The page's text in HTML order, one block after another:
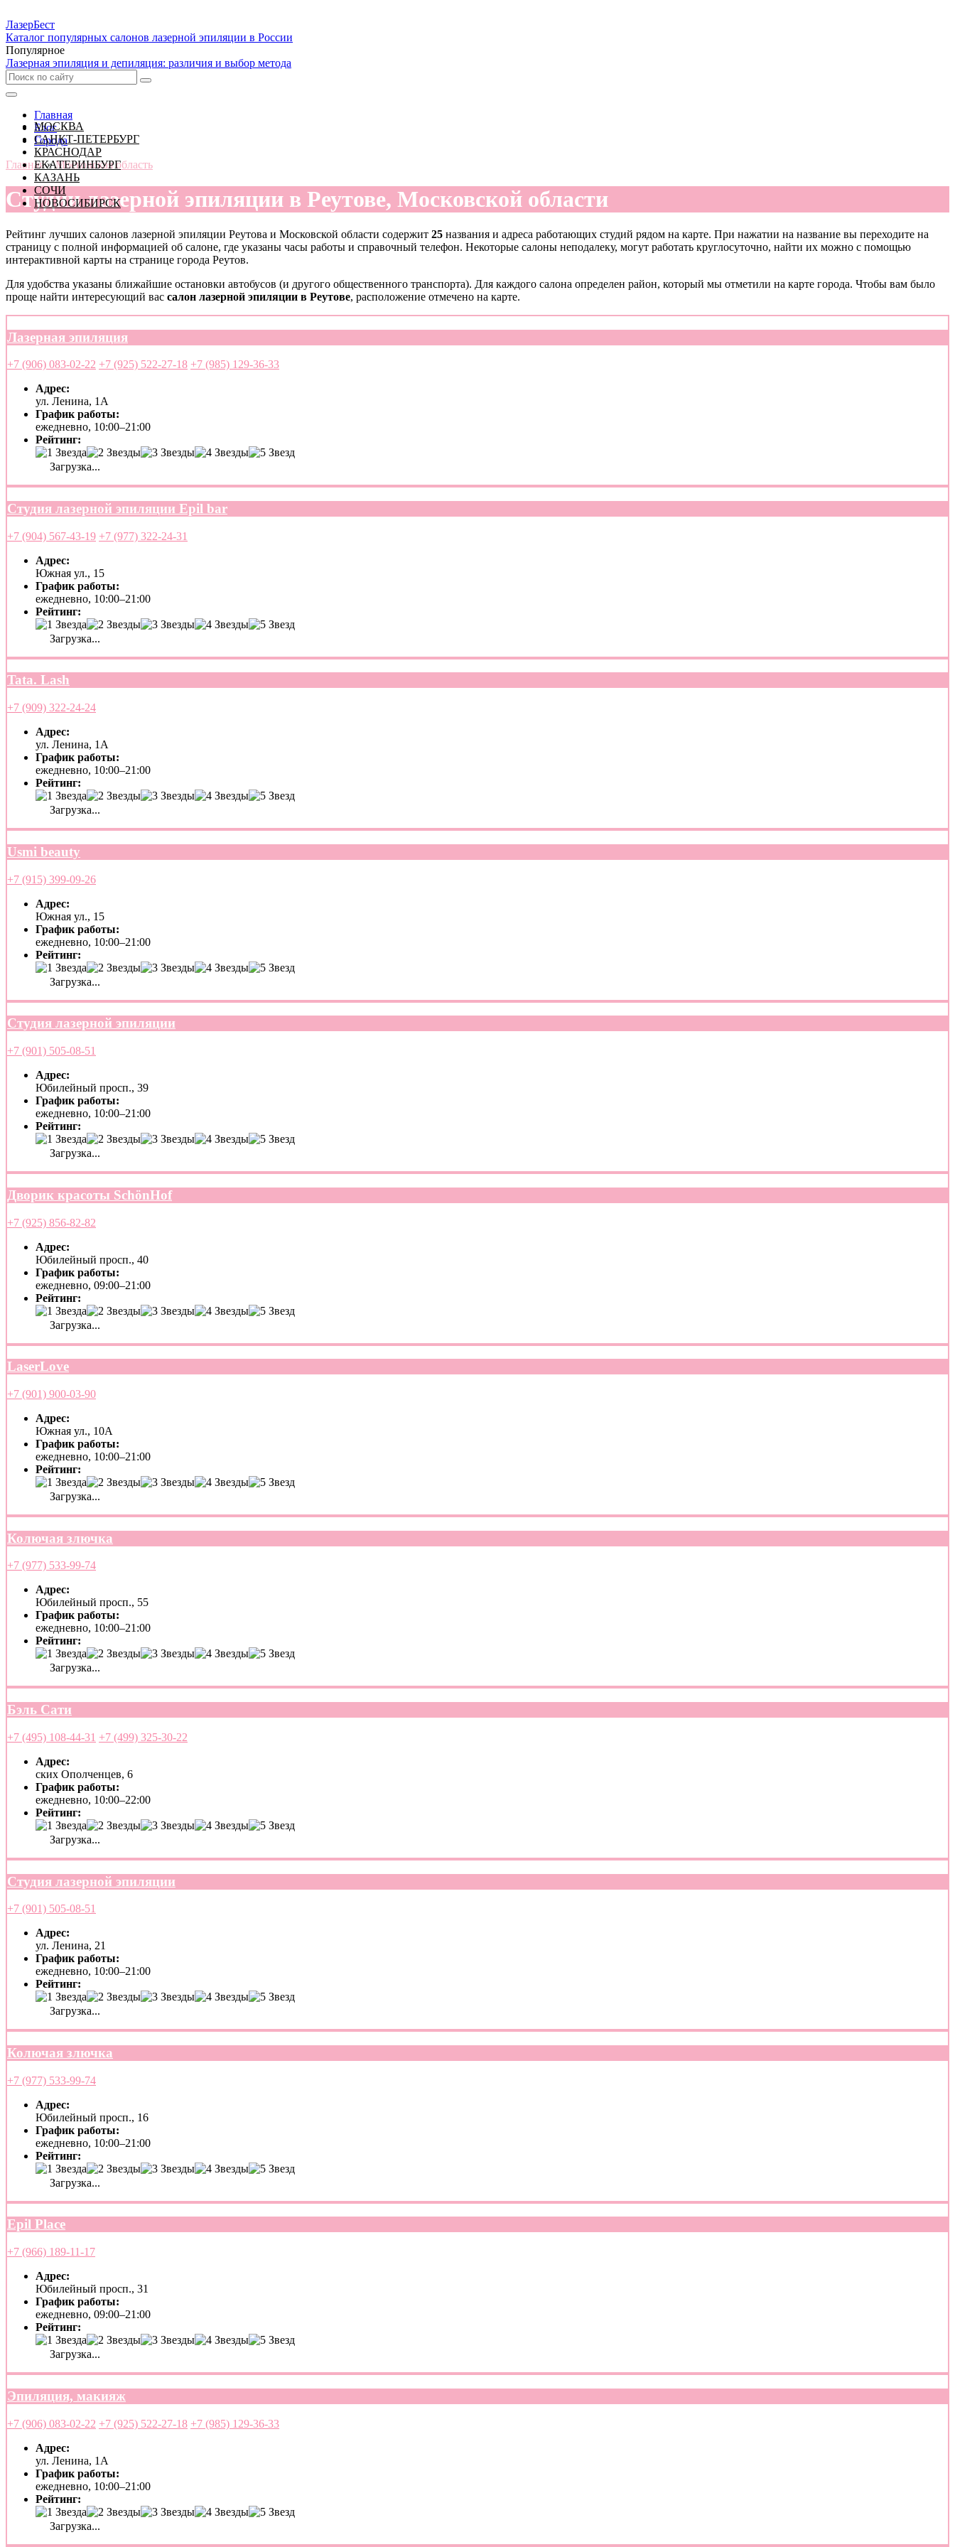
ЛазерБест
Каталог популярных салонов лазерной эпиляции в России
Популярное
Лазерная эпиляция и депиляция: различия и выбор метода
МОСКВА
САНКТ-ПЕТЕРБУРГ
КРАСНОДАР
ЕКАТЕРИНБУРГ
КАЗАНЬ
СОЧИ
НОВОСИБИРСК
Главная
Блог
Города
Главная » Московская область
Студии лазерной эпиляции в Реутове, Московской области
Рейтинг лучших салонов лазерной эпиляции Реутова и Московской области содержит 25 названия и адреса работающих студий рядом на карте. При нажатии на название вы переходите на
страницу с полной информацией об салоне, где указаны часы работы и справочный телефон. Некоторые салоны неподалеку, могут работать круглосуточно, найти их можно с помощью
интерактивной карты на странице города Реутов.
Для удобства указаны ближайшие остановки автобусов (и другого общественного транспорта). Для каждого салона определен район, который мы отметили на карте города. Чтобы вам было
проще найти интересующий вас салон лазерной эпиляции в Реутове, расположение отмечено на карте.
Лазерная эпиляция
+7 (906) 083-02-22 +7 (925) 522-27-18 +7 (985) 129-36-33
Адрес:
ул. Ленина, 1А
График работы:
ежедневно, 10:00–21:00
Рейтинг:
Загрузка...
Студия лазерной эпиляции Epil bar
+7 (904) 567-43-19 +7 (977) 322-24-31
Адрес:
Южная ул., 15
График работы:
ежедневно, 10:00–21:00
Рейтинг:
Загрузка...
Tata. Lash
+7 (909) 322-24-24
Адрес:
ул. Ленина, 1А
График работы:
ежедневно, 10:00–21:00
Рейтинг:
Загрузка...
Usmi beauty
+7 (915) 399-09-26
Адрес:
Южная ул., 15
График работы:
ежедневно, 10:00–21:00
Рейтинг:
Загрузка...
Студия лазерной эпиляции
+7 (901) 505-08-51
Адрес:
Юбилейный просп., 39
График работы:
ежедневно, 10:00–21:00
Рейтинг:
Загрузка...
Дворик красоты SchönHof
+7 (925) 856-82-82
Адрес:
Юбилейный просп., 40
График работы:
ежедневно, 09:00–21:00
Рейтинг:
Загрузка...
LaserLove
+7 (901) 900-03-90
Адрес:
Южная ул., 10А
График работы:
ежедневно, 10:00–21:00
Рейтинг:
Загрузка...
Колючая злючка
+7 (977) 533-99-74
Адрес:
Юбилейный просп., 55
График работы:
ежедневно, 10:00–21:00
Рейтинг:
Загрузка...
Бэль Сати
+7 (495) 108-44-31 +7 (499) 325-30-22
Адрес:
ских Ополченцев, 6
График работы:
ежедневно, 10:00–22:00
Рейтинг:
Загрузка...
Студия лазерной эпиляции
+7 (901) 505-08-51
Адрес:
ул. Ленина, 21
График работы:
ежедневно, 10:00–21:00
Рейтинг:
Загрузка...
Колючая злючка
+7 (977) 533-99-74
Адрес:
Юбилейный просп., 16
График работы:
ежедневно, 10:00–21:00
Рейтинг:
Загрузка...
Epil Place
+7 (966) 189-11-17
Адрес:
Юбилейный просп., 31
График работы:
ежедневно, 09:00–21:00
Рейтинг:
Загрузка...
Эпиляция, макияж
+7 (906) 083-02-22 +7 (925) 522-27-18 +7 (985) 129-36-33
Адрес:
ул. Ленина, 1А
График работы:
ежедневно, 10:00–21:00
Рейтинг:
Загрузка...